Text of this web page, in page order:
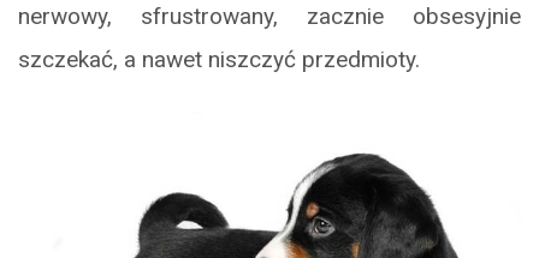
nerwowy, sfrustrowany, zacznie obsesyjnie
szczekać, a nawet niszczyć przedmioty.